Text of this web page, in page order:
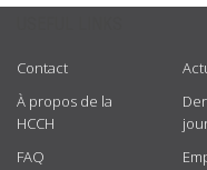
Contact
À propos de la
HCCH
FAQ